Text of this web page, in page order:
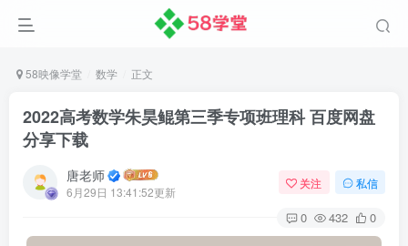
58映像学堂 数学 正文
2022高考数学朱昊鲲第三季专项班理科 百度网盘
分享下载
唐老师
6月29日 13:41:52更新
关注 私信
0 432 0